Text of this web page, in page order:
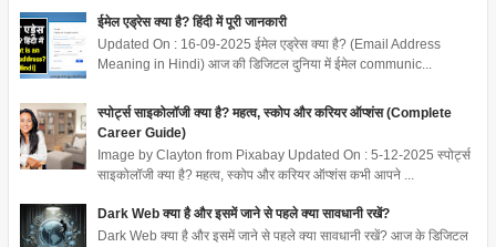
ईमेल एड्रेस क्या है? हिंदी में पूरी जानकारी
Updated On : 16-09-2025 ईमेल एड्रेस क्या है? (Email Address
Meaning in Hindi) आज की डिजिटल दुनिया में ईमेल communic...
स्पोर्ट्स साइकोलॉजी क्या है? महत्व, स्कोप और करियर ऑप्शंस (Complete
Career Guide)
Image by Clayton from Pixabay Updated On : 5-12-2025 स्पोर्ट्स
साइकोलॉजी क्या है? महत्व, स्कोप और करियर ऑप्शंस कभी आपने ...
Dark Web क्या है और इसमें जाने से पहले क्या सावधानी रखें?
Dark Web क्या है और इसमें जाने से पहले क्या सावधानी रखें? आज के डिजिटल